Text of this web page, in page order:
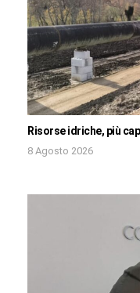
Risorse idriche, più
8 Agosto 2026